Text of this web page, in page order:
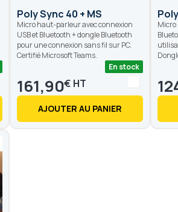
Poly Sync 40 + MS
Micro haut-parleur avec connexion
USB et Bluetooth + dongle Bluetooth
pour une connexion sans fil sur PC.
Certifié Microsoft Teams.
En stock
161,90€
AJOUTER AU PANIER